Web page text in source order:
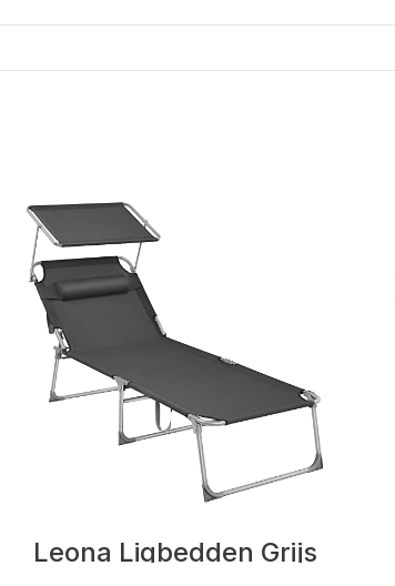
Leona Ligbedden Grijs